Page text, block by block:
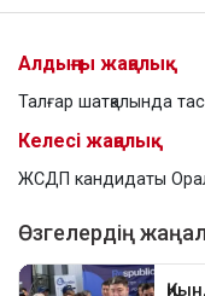
Алдыңғы жаңалық
Талғар шатқалында
Келесі жаңалық
ЖСДП кандидаты